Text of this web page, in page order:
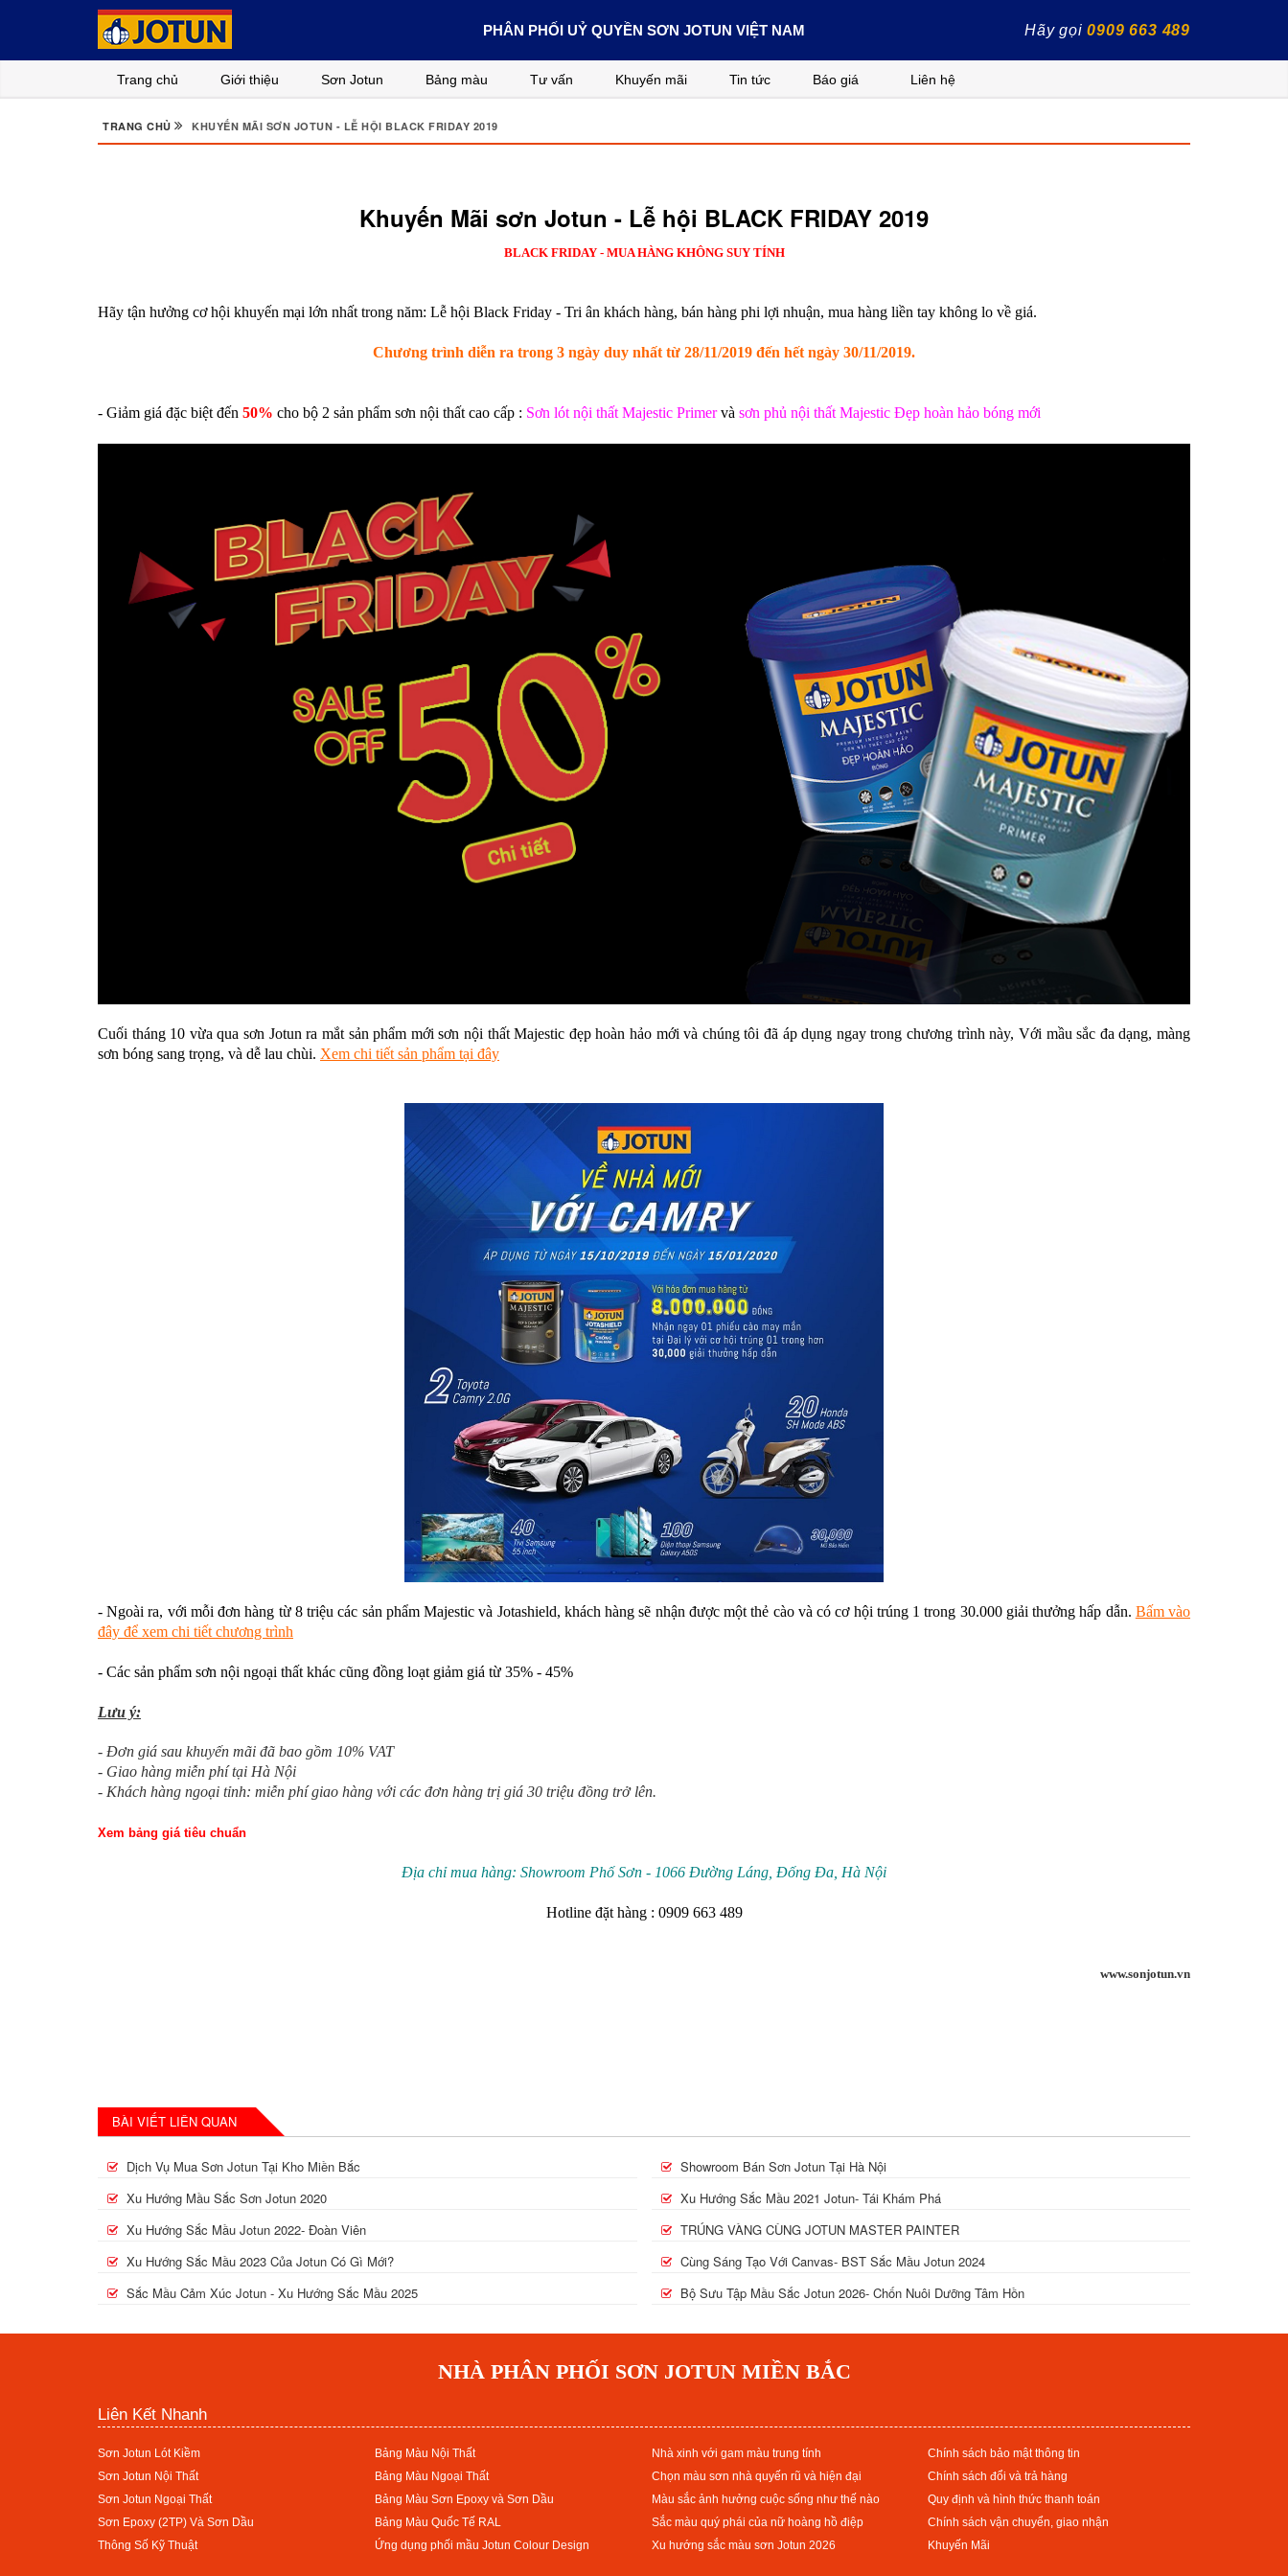
PHÂN PHỐI UỶ QUYỀN SƠN JOTUN VIỆT NAM Hãy gọi0909 663 489
Trang chủ Giới thiệu Sơn Jotun Bảng màu Tư vấn Khuyến mãi Tin tức Báo giá Liên hệ
TRANG CHỦ KHUYẾN MÃI SƠN JOTUN - LỄ HỘI BLACK FRIDAY 2019
Khuyến Mãi sơn Jotun - Lễ hội BLACK FRIDAY 2019
BLACK FRIDAY - MUA HÀNG KHÔNG SUY TÍNH
Hãy tận hưởng cơ hội khuyến mại lớn nhất trong năm: Lễ hội Black Friday - Tri ân khách hàng, bán hàng phi lợi nhuận, mua hàng liền tay không lo về giá.
Chương trình diễn ra trong 3 ngày duy nhất từ 28/11/2019 đến hết ngày 30/11/2019.
- Giảm giá đặc biệt đến 50% cho bộ 2 sản phẩm sơn nội thất cao cấp : Sơn lót nội thất Majestic Primervà sơn phủ nội thất Majestic Đẹp hoàn hảo bóng mới
Cuối tháng 10 vừa qua sơn Jotun ra mắt sản phẩm mới sơn nội thất Majestic đẹp hoàn hảo mới và chúng tôi đã áp dụng ngay trong chương trình này, Với mầu sắc đa dạng, màng
sơn bóng sang trọng, và dễ lau chùi. Xem chi tiết sản phẩm tại đây
- Ngoài ra, với mỗi đơn hàng từ 8 triệu các sản phẩm Majestic và Jotashield, khách hàng sẽ nhận được một thẻ cào và có cơ hội trúng 1 trong 30.000 giải thưởng hấp dẫn. Bấm vào
đây để xem chi tiết chương trình
- Các sản phẩm sơn nội ngoại thất khác cũng đồng loạt giảm giá từ 35% - 45%
Lưu ý:
- Đơn giá sau khuyến mãi đã bao gồm 10% VAT
- Giao hàng miễn phí tại Hà Nội
- Khách hàng ngoại tỉnh: miễn phí giao hàng với các đơn hàng trị giá 30 triệu đồng trở lên.
Xem bảng giá tiêu chuẩn
Địa chỉ mua hàng: Showroom Phố Sơn - 1066 Đường Láng, Đống Đa, Hà Nội
Hotline đặt hàng : 0909 663 489
www.sonjotun.vn
BÀI VIẾT LIÊN QUAN
Dịch Vụ Mua Sơn Jotun Tại Kho Miền Bắc
Showroom Bán Sơn Jotun Tại Hà Nội
Xu Hướng Mầu Sắc Sơn Jotun 2020
Xu Hướng Sắc Mầu 2021 Jotun- Tái Khám Phá
Xu Hướng Sắc Mầu Jotun 2022- Đoàn Viên
TRÚNG VÀNG CÙNG JOTUN MASTER PAINTER
Xu Hướng Sắc Mầu 2023 Của Jotun Có Gì Mới?
Cùng Sáng Tạo Với Canvas- BST Sắc Mầu Jotun 2024
Sắc Mầu Cảm Xúc Jotun - Xu Hướng Sắc Mầu 2025
Bộ Sưu Tập Mầu Sắc Jotun 2026- Chốn Nuôi Dưỡng Tâm Hồn
NHÀ PHÂN PHỐI SƠN JOTUN MIỀN BẮC
Liên Kết Nhanh
Sơn Jotun Lót Kiềm Bảng Màu Nội Thất Nhà xinh với gam màu trung tính
Chính sách bảo mật thông tin
Sơn Jotun Nội Thất
Bảng Màu Ngoại Thất Chọn màu sơn nhà quyến rũ và hiện đại
Chính sách đổi và trả hàng
Sơn Jotun Ngoại Thất
Bảng Màu Sơn Epoxy và Sơn Dầu Màu sắc ảnh hưởng cuộc sống như thế nào
Quy định và hình thức thanh toán
Sơn Epoxy (2TP) Và Sơn Dầu
Bảng Màu Quốc Tế RAL Sắc màu quý phái của nữ hoàng hồ điệp
Chính sách vận chuyển, giao nhận
Thông Số Kỹ Thuật
Ứng dụng phối mầu Jotun Colour Design Xu hướng sắc màu sơn Jotun 2026 Khuyến Mãi